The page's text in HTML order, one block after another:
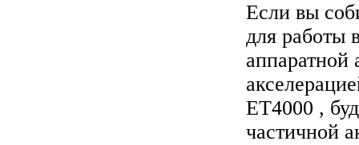
Если вы
для работы
аппаратной
ET4000 ,
частичной